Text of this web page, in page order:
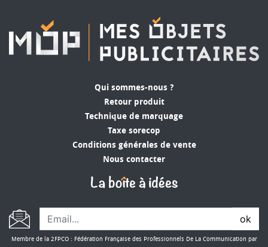
Qui sommes-nous ?
Retour produit
Technique de marquage
Taxe sorecop
Conditions générales de vente
Nous contacter
ok
Membre de la 2FPCO : Fédération Française des Professionnels De La Communication par